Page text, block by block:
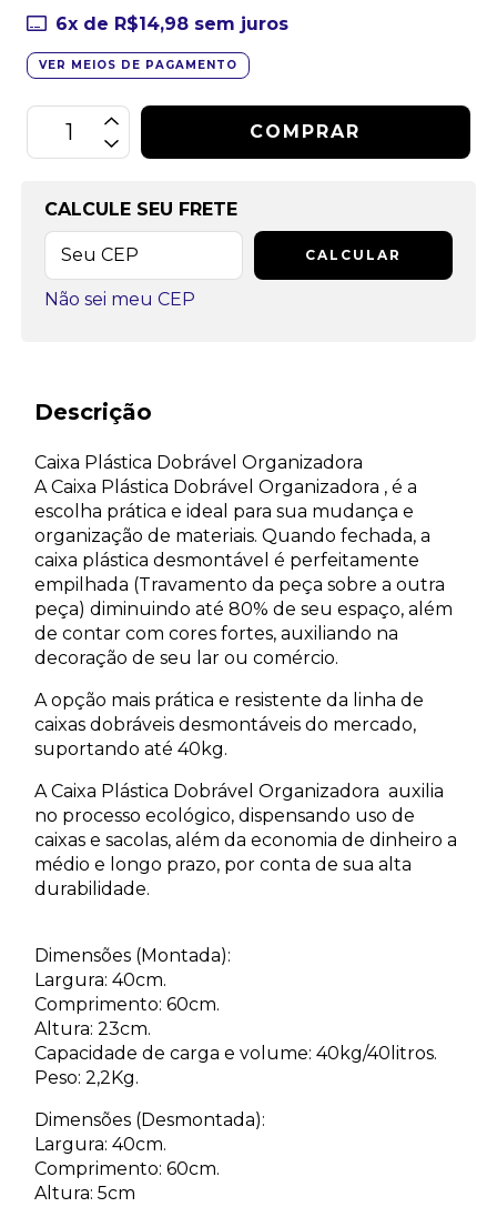
6x de R$14,98 sem juros
VER MEIOS DE PAGAMENTO
CALCULE SEU FRETE
CALCULAR
Não sei meu CEP
Descrição
Caixa Plástica Dobrável Organizadora
A Caixa Plástica Dobrável Organizadora , é a
escolha prática e ideal para sua mudança e
organização de materiais. Quando fechada, a
caixa plástica desmontável é perfeitamente
empilhada (Travamento da peça sobre a outra
peça) diminuindo até 80% de seu espaço, além
de contar com cores fortes, auxiliando na
decoração de seu lar ou comércio.
A opção mais prática e resistente da linha de
caixas dobráveis desmontáveis do mercado,
suportando até 40kg.
A Caixa Plástica Dobrável Organizadora auxilia
no processo ecológico, dispensando uso de
caixas e sacolas, além da economia de dinheiro a
médio e longo prazo, por conta de sua alta
durabilidade.
Dimensões (Montada):
Largura: 40cm.
Comprimento: 60cm.
Altura: 23cm.
Capacidade de carga e volume: 40kg/40litros.
Peso: 2,2Kg.
Dimensões (Desmontada):
Largura: 40cm.
Comprimento: 60cm.
Altura: 5cm